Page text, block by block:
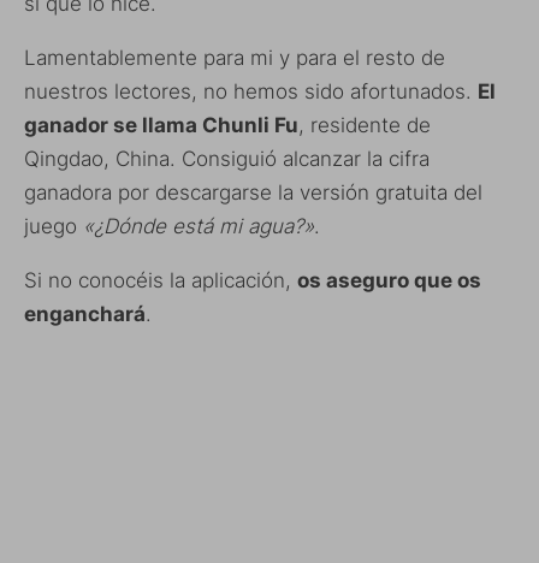
Lamentablemente para mi y para el resto de
nuestros lectores, no hemos sido afortunados. El
ganador se llama Chunli Fu, residente de
Qingdao, China. Consiguió alcanzar la cifra
ganadora por descargarse la versión gratuita del
juego «¿Dónde está mi agua?».
Si no conocéis la aplicación, os aseguro que os
enganchará.